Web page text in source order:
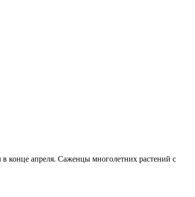
конце апреля. Саженцы многолетних растений с